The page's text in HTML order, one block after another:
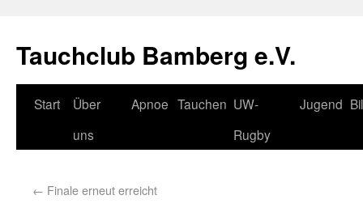
Tauchclub Bamberg e.V.
Start
Über
uns
Apnoe Tauchen UW-
Rugby
Jugend
← Finale erneut erreicht